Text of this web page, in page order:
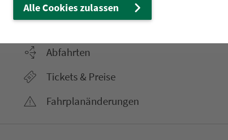
Abfahrten
Tickets & Preise
Fahr­plan­ände­rungen
Alle Cookies zulassen